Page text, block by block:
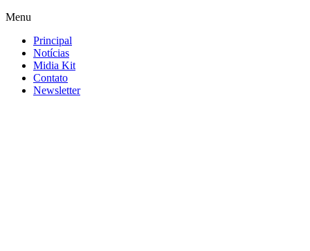
Menu
Principal
Notícias
Midia Kit
Contato
Newsletter